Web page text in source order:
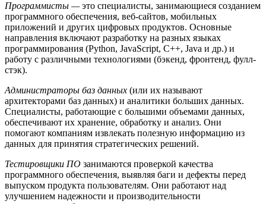
Программисты —это специалисты, занимающиеся созданием
программного обеспечения, веб-сайтов, мобильных
приложений и других цифровых продуктов. Основные
направления включают разработку на разных языках
программирования (Python, JavaScript, C++, Java и др.) и
работу с различными технологиями (бэкенд, фронтенд, фулл-
стэк).
Администраторы баз данных (или их называют
архитекторами баз данных) и аналитики больших данных.
Специалисты, работающие с большими объемами данных,
обеспечивают их хранение, обработку и анализ. Они
помогают компаниям извлекать полезную информацию из
данных для принятия стратегических решений.
Тестировщики ПО занимаются проверкой качества
программного обеспечения, выявляя баги и дефекты перед
выпуском продукта пользователям. Они работают над
улучшением надежности и производительности